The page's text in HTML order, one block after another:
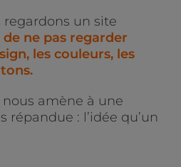
un site
de ne pas regarder
les couleurs, les
amène à une
répandue : l’idée qu’un